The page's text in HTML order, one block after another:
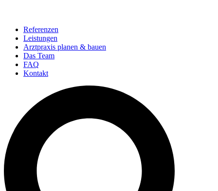
Referenzen
Leistungen
Arztpraxis planen & bauen
Das Team
FAQ
Kontakt